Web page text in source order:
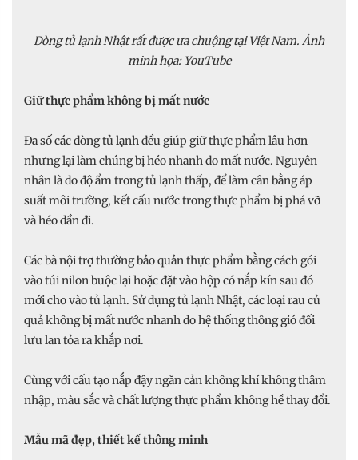
Dòng tủ lạnh Nhật rất được ưa chuộng tại Việt Nam. Ảnh
minh họa: YouTube
Giữ thực phẩm không bị mất nước
Đa số các dòng tủ lạnh đều giúp giữ thực phẩm lâu hơn
nhưng lại làm chúng bị héo nhanh do mất nước. Nguyên
nhân là do độ ẩm trong tủ lạnh thấp, để làm cân bằng áp
suất môi trường, kết cấu nước trong thực phẩm bị phá vỡ
và héo dần đi.
Các bà nội trợ thường bảo quản thực phẩm bằng cách gói
vào túi nilon buộc lại hoặc đặt vào hộp có nắp kín sau đó
mới cho vào tủ lạnh. Sử dụng tủ lạnh Nhật, các loại rau củ
quả không bị mất nước nhanh do hệ thống thông gió đối
lưu lan tỏa ra khắp nơi.
Cùng với cấu tạo nắp đậy ngăn cản không khí không thâm
nhập, màu sắc và chất lượng thực phẩm không hề thay đổi.
Mẫu mã đẹp, thiết kế thông minh